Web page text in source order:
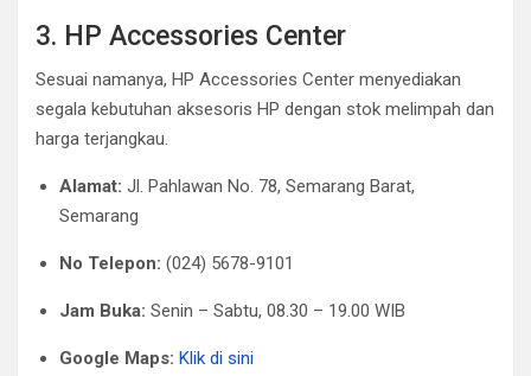
3. HP Accessories Center
Sesuai namanya, HP Accessories Center menyediakan
segala kebutuhan aksesoris HP dengan stok melimpah dan
harga terjangkau.
Alamat: Jl. Pahlawan No. 78, Semarang Barat,
Semarang
No Telepon: (024) 5678-9101
Jam Buka: Senin – Sabtu, 08.30 – 19.00 WIB
Google Maps: Klik di sini